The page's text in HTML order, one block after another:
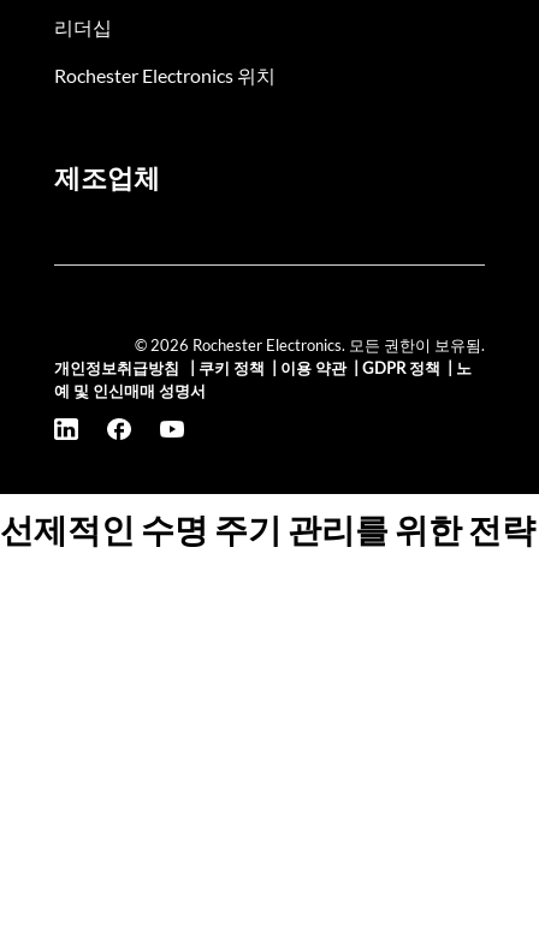
리더십
Rochester Electronics 위치
제조업체
© 2026 Rochester Electronics. 모든 권한이 보유됨.
개인정보취급방침
쿠키 정책 이용 약관| GDPR 정책
노
예 및 인신매매 성명서
선제적인 수명 주기 관리를 위한 전략